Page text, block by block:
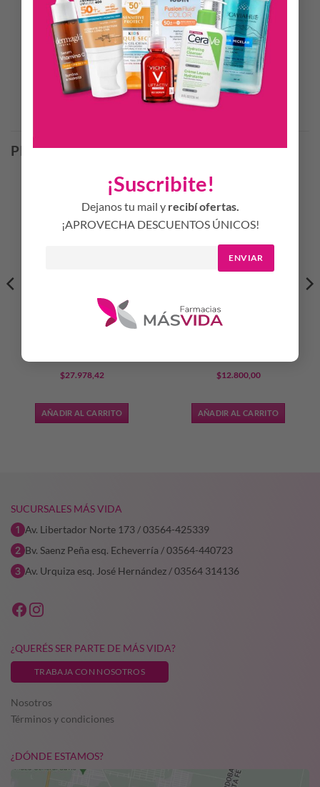
¡Suscribite!
Dejanos tu mail y recibí ofertas.
¡APROVECHA DESCUENTOS ÚNICOS!
ENVIAR
tetina de silicona de flujo lento, para bebés a partir de los 0
meses y está fabricado en silicona de alta calidad. Tetina anti-
cólicos.
Productos Relacionados
PRODUCTOS RELACIONADOS
$27.978,42
AÑADIR AL CARRITO
$12.800,00
AÑADIR AL CARRITO
SUCURSALES MÁS VIDA
Av. Libertador Norte 173 / 03564-425339
Bv. Saenz Peña esq. Echeverría / 03564-440723
Av. Urquiza esq. José Hernández / 03564 314136
¿QUERÉS SER PARTE DE MÁS VIDA?
TRABAJA CON NOSOTROS
Nosotros
Términos y condiciones
¿DÓNDE ESTAMOS?